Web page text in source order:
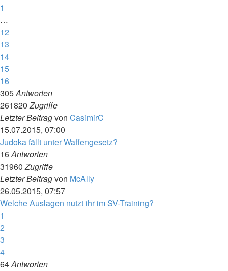
1
…
12
13
14
15
16
305Antworten
261820Zugriffe
Letzter Beitragvon CasimirC
15.07.2015, 07:00
Judoka fällt unter Waffengesetz?
16Antworten
31960Zugriffe
Letzter Beitragvon McAlly
26.05.2015, 07:57
Welche Auslagen nutzt ihr im SV-Training?
1
2
3
4
64Antworten